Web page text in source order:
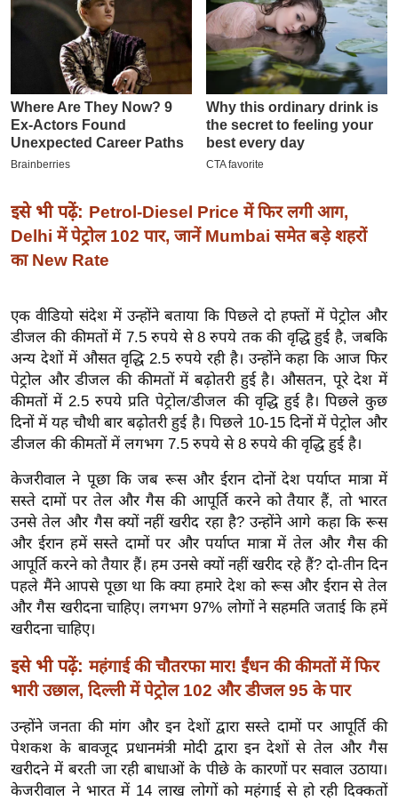
-
पे
प
र
सा
ल
मि
सा
ल
श
ख्सि
य
त
यं
ग
इं
डि
या
सा
हि
ज
ग
त
ऑ
टो
व
इसे भी पढ़ें: Petrol-Diesel Price में फिर लगी आग,
Delhi में पेट्रोल 102 पार, जानें Mumbai समेत बड़े शहरों
का New Rate
एक वीडियो संदेश में उन्होंने बताया कि पिछले दो हफ्तों में पेट्रोल और
डीजल की कीमतों में 7.5 रुपये से 8 रुपये तक की वृद्धि हुई है, जबकि
अन्य देशों में औसत वृद्धि 2.5 रुपये रही है। उन्होंने कहा कि आज फिर
पेट्रोल और डीजल की कीमतों में बढ़ोतरी हुई है। औसतन, पूरे देश में
कीमतों में 2.5 रुपये प्रति पेट्रोल/डीजल की वृद्धि हुई है। पिछले कुछ
दिनों में यह चौथी बार बढ़ोतरी हुई है। पिछले 10-15 दिनों में पेट्रोल और
डीजल की कीमतों में लगभग 7.5 रुपये से 8 रुपये की वृद्धि हुई है।
केजरीवाल ने पूछा कि जब रूस और ईरान दोनों देश पर्याप्त मात्रा में
सस्ते दामों पर तेल और गैस की आपूर्ति करने को तैयार हैं, तो भारत
उनसे तेल और गैस क्यों नहीं खरीद रहा है? उन्होंने आगे कहा कि रूस
और ईरान हमें सस्ते दामों पर और पर्याप्त मात्रा में तेल और गैस की
आपूर्ति करने को तैयार हैं। हम उनसे क्यों नहीं खरीद रहे हैं? दो-तीन दिन
पहले मैंने आपसे पूछा था कि क्या हमारे देश को रूस और ईरान से तेल
और गैस खरीदना चाहिए। लगभग 97% लोगों ने सहमति जताई कि हमें
खरीदना चाहिए।
इसे भी पढ़ें: महंगाई की चौतरफा मार! ईंधन की कीमतों में फिर
भारी उछाल, दिल्ली में पेट्रोल 102 और डीजल 95 के पार
उन्होंने जनता की मांग और इन देशों द्वारा सस्ते दामों पर आपूर्ति की
पेशकश के बावजूद प्रधानमंत्री मोदी द्वारा इन देशों से तेल और गैस
खरीदने में बरती जा रही बाधाओं के पीछे के कारणों पर सवाल उठाया।
केजरीवाल ने भारत में 14 लाख लोगों को महंगाई से हो रही दिक्कतों